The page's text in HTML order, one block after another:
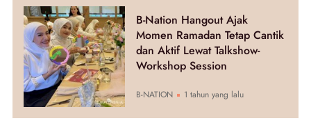
B-Nation Hangout Ajak
Momen Ramadan Tetap Cantik
dan Aktif Lewat Talkshow-
Workshop Session
B-NATION 1 tahun yang lalu